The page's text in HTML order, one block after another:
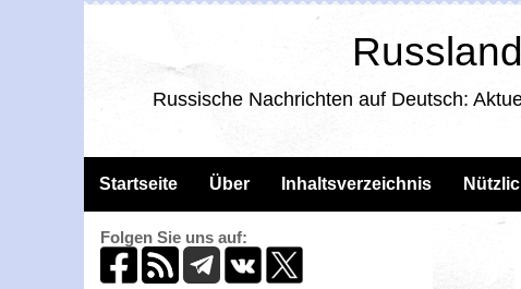
Russische Nachrichten auf Deutsch:
Startseite Über Inhaltsverzeichnis
Folgen Sie uns auf: